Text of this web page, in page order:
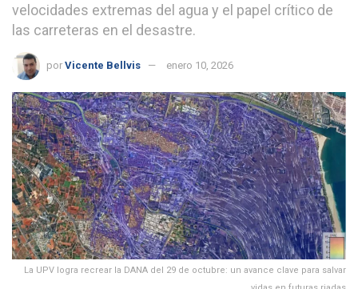
velocidades extremas del agua y el papel crítico de
las carreteras en el desastre.
por Vicente Bellvis enero 10, 2026
La UPV logra recrear la DANA del 29 de octubre: un avance clave para salvar